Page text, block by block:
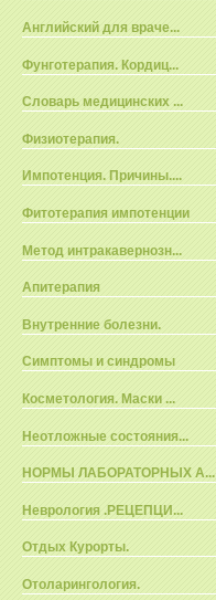
Английский для враче...
Фунготерапия. Кордиц...
Словарь медицинских ...
Физиотерапия.
Импотенция. Причины....
Фитотерапия импотенции
Метод интракавернозн...
Апитерапия
Внутренние болезни.
Симптомы и синдромы
Косметология. Маски ...
Неотложные состояния...
НОРМЫ ЛАБОРАТОРНЫХ А...
Неврология .РЕЦЕПЦИ...
Отдых Курорты.
Отоларингология.